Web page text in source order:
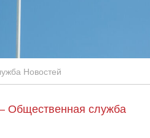
Новостей
Общественная служба